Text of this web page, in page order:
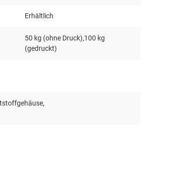
Erhältlich
50 kg (ohne Druck),100 kg
(gedruckt)
,